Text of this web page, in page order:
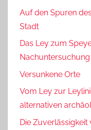
Auf den Spuren
Stadt
Das Ley zum
Nachuntersuchung
Versunkene Orte
Vom Ley zur
alternativen
Die